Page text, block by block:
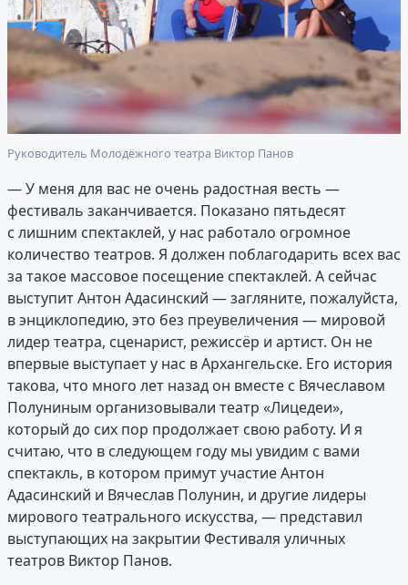
Руководитель Молодёжного театра Виктор Панов
— У меня для вас не очень радостная весть —
фестиваль заканчивается. Показано пятьдесят
с лишним спектаклей, у нас работало огромное
количество театров. Я должен поблагодарить всех вас
за такое массовое посещение спектаклей. А сейчас
выступит Антон Адасинский — загляните, пожалуйста,
в энциклопедию, это без преувеличения — мировой
лидер театра, сценарист, режиссёр и артист. Он не
впервые выступает у нас в Архангельске. Его история
такова, что много лет назад он вместе с Вячеславом
Полуниным организовывали театр «Лицедеи»,
который до сих пор продолжает свою работу. И я
считаю, что в следующем году мы увидим с вами
спектакль, в котором примут участие Антон
Адасинский и Вячеслав Полунин, и другие лидеры
мирового театрального искусства, — представил
выступающих на закрытии Фестиваля уличных
театров Виктор Панов.